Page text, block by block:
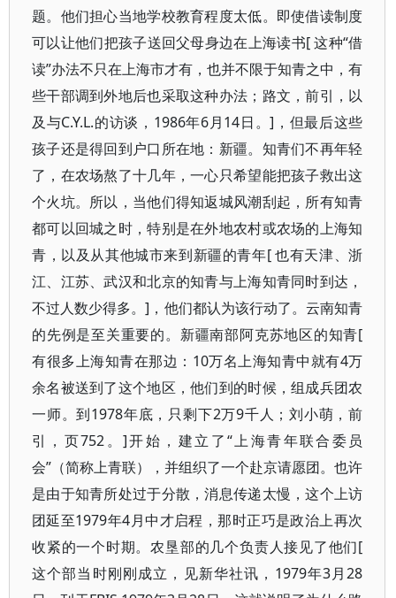
题。他们担心当地学校教育程度太低。即使借读制度
可以让他们把孩子送回父母身边在上海读书[ 这种“借
读”办法不只在上海市才有，也并不限于知青之中，有
些干部调到外地后也采取这种办法；路文，前引，以
及与C.Y.L.的访谈，1986年6月14日。]，但最后这些
孩子还是得回到户口所在地：新疆。知青们不再年轻
了，在农场熬了十几年，一心只希望能把孩子救出这
个火坑。所以，当他们得知返城风潮刮起，所有知青
都可以回城之时，特别是在外地农村或农场的上海知
青，以及从其他城市来到新疆的青年[ 也有天津、浙
江、江苏、武汉和北京的知青与上海知青同时到达，
不过人数少得多。]，他们都认为该行动了。云南知青
的先例是至关重要的。新疆南部阿克苏地区的知青[
有很多上海知青在那边：10万名上海知青中就有4万
余名被送到了这个地区，他们到的时候，组成兵团农
一师。到1978年底，只剩下2万9千人；刘小萌，前
引，页752。]开始，建立了“上海青年联合委员
会”（简称上青联），并组织了一个赴京请愿团。也许
是由于知青所处过于分散，消息传递太慢，这个上访
团延至1979年4月中才启程，那时正巧是政治上再次
收紧的一个时期。农垦部的几个负责人接见了他们[
这个部当时刚刚成立，见新华社讯，1979年3月28